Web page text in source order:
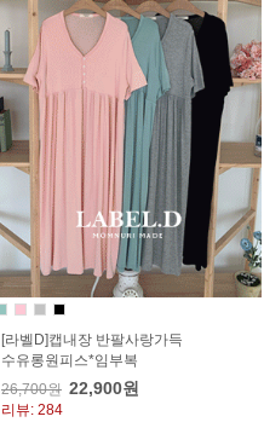
[라벨D]캡내장 반팔사랑가득
수유롱원피스*임부복
26,700원 22,900원
리뷰: 284